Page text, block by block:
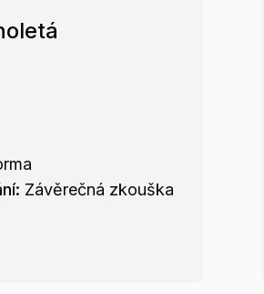
Závěrečná zkouška